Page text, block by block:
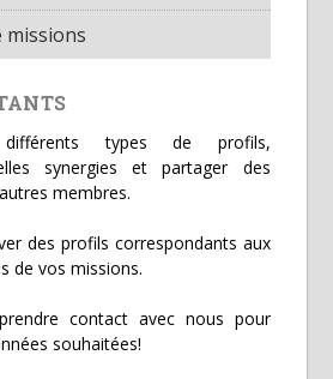
missions
types de profils,
synergies et partager des
membres.
des profils correspondants aux
de vos missions.
contact avec nous pour
souhaitées!